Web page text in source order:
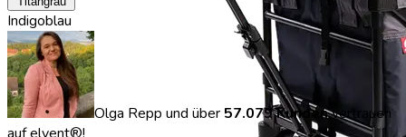
Indigoblau
Olga Repp und über 57.079 Kundenvertrauen